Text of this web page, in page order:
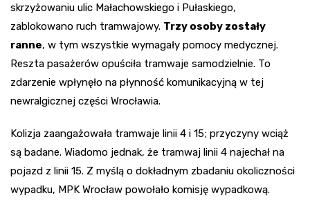
skrzyżowaniu ulic Małachowskiego i Pułaskiego,
zablokowano ruch tramwajowy. Trzy osoby zostały
ranne, w tym wszystkie wymagały pomocy medycznej.
Reszta pasażerów opuściła tramwaje samodzielnie. To
zdarzenie wpłynęło na płynność komunikacyjną w tej
newralgicznej części Wrocławia.
Kolizja zaangażowała tramwaje linii 4 i 15; przyczyny wciąż
są badane. Wiadomo jednak, że tramwaj linii 4 najechał na
pojazd z linii 15. Z myślą o dokładnym zbadaniu okoliczności
wypadku, MPK Wrocław powołało komisję wypadkową.